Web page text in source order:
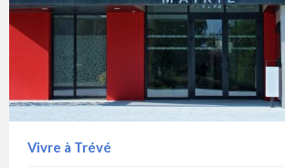
Vivre à Trévé